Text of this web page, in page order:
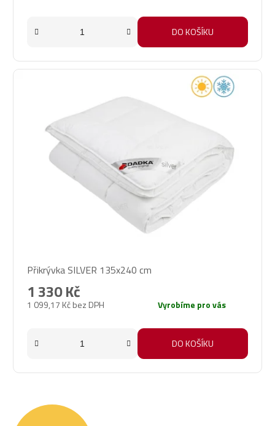
DO KOŠÍKU
Přikrývka SILVER 135x240 cm
1 099,17 Kč bez DPH
1 330 Kč
Vyrobíme pro vás
DO KOŠÍKU